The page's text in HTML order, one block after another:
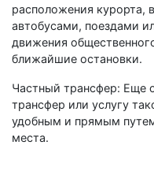
расположения курорта,
автобусами, поездами
движения
ближайшие остановки.
Частный трансфер: Еще
трансфер или услугу
удобным и прямым
места.